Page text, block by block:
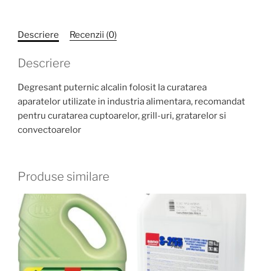
Descriere Recenzii (0)
Descriere
Degresant puternic alcalin folosit la curatarea
aparatelor utilizate in industria alimentara, recomandat
pentru curatarea cuptoarelor, grill-uri, gratarelor si
convectoarelor
Produse similare